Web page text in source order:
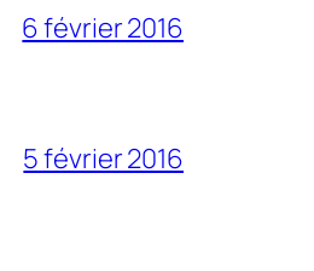
6 février 2016
5 février 2016